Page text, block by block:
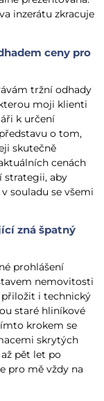
inzerátu zkracuje
ceny pro
tržní odhady
moji klienti
k určení
o tom,
skutečně
cenách
strategii, aby
souladu se všemi
zná špatný
prohlášení
nemovitosti
i technický
staré hliníkové
krokem se
skrytých
pět let po
pro mě vždy na